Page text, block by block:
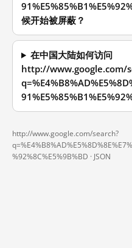
候开始被屏蔽？
在中国大陆如何访问
http://www.google.com/
http://www.google.com/search?
%92%8C%E5%9B%BD · JSON